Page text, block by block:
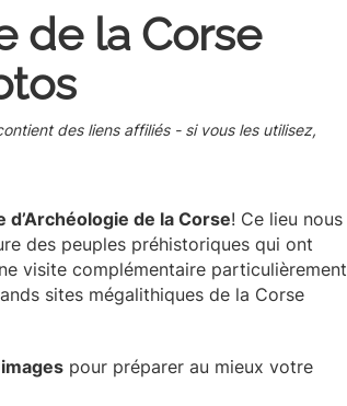
de
Claire
et
Manu
de la Corse
des liens affiliés - si vous les utilisez,
d’Archéologie de la Corse! Ce lieu nous
des peuples préhistoriques qui ont
visite complémentaire particulièrement
sites mégalithiques de la Corse
pour préparer au mieux votre